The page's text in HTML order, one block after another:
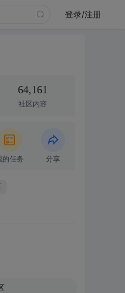
登录/注册
64,161
社区内容
的任务 分享